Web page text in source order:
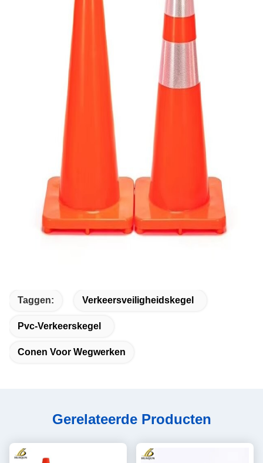
Taggen: Verkeersveiligheidskegel
Pvc-Verkeerskegel
Conen Voor Wegwerken
Gerelateerde Producten